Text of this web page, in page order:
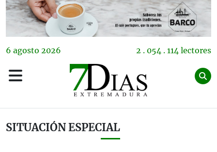
6 agosto 2026 2 . 054 . 114 lectores
SITUACIÓN ESPECIAL